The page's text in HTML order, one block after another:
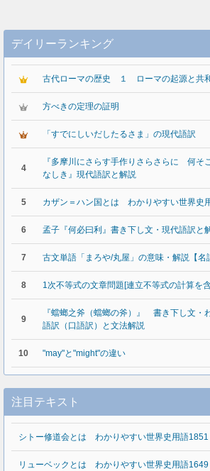
デイリーランキング
古代ローマの歴史 １ ローマの起源と共
方べきの定理の証明
「すでにしいだしたるさま」の現代語訳
4
『多摩川にさらす手作りさらさらに 何そ
なしき』現代語訳と解説
5 カザン＝ハン国とは わかりやすい世界史
6 孟子『何必曰利』書き下し文・現代語訳と
7 古文単語「まろや/丸屋」の意味・解説【名
8 1次不等式の文章問題[連立不等式の計算を
9
『蟷螂之斧（蟷螂の斧）』 書き下し文・
語訳（口語訳）と文法解説
10 "may"と"might"の違い
注目テキスト
シトー修道会とは わかりやすい世界史用語1851
リューベックとは わかりやすい世界史用語1649